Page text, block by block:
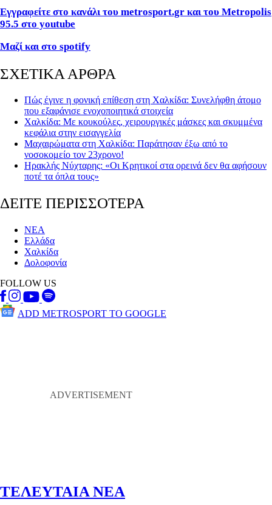
Εγγραφείτε στο κανάλι του metrosport.gr και του Metropolis
95.5 στο youtube
Μαζί και στο spotify
ΣΧΕΤΙΚΑ ΑΡΘΡΑ
Πώς έγινε η φονική επίθεση στη Χαλκίδα: Συνελήφθη άτομο
που εξαφάνισε ενοχοποιητικά στοιχεία
Χαλκίδα: Με κουκούλες, χειρουργικές μάσκες και σκυμμένα
κεφάλια στην εισαγγελία
Μαχαιρώματα στη Χαλκίδα: Παράτησαν έξω από το
νοσοκομείο τον 23χρονο!
Ηρακλής Νύχταρης: «Οι Κρητικοί στα ορεινά δεν θα αφήσουν
ποτέ τα όπλα τους»
ΔΕΙΤΕ ΠΕΡΙΣΣΟΤΕΡΑ
ΝΕΑ
Ελλάδα
Χαλκίδα
Δολοφονία
FOLLOW US
ADD METROSPORT TO GOOGLE
ΤΕΛΕΥΤΑΙΑ ΝΕΑ